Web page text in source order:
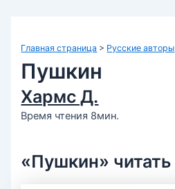
Главная страница > Русские авторы
Пушкин
Хармс Д.
Время чтения 8мин.
«Пушкин» читать